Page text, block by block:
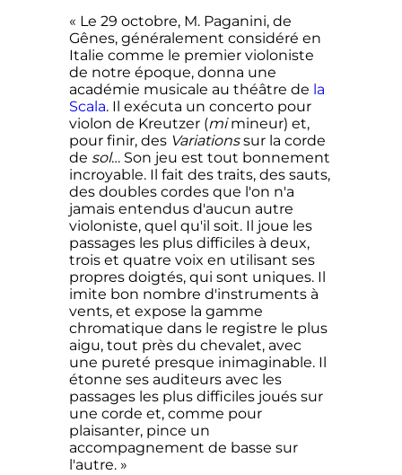
« Le 29 octobre, M. Paganini, de
Gênes, généralement considéré en
Italie comme le premier violoniste
de notre époque, donna une
académie musicale au théâtre de la
Scala. Il exécuta un concerto pour
violon de Kreutzer (mimineur) et,
pour finir, des Variationssur la corde
de sol… Son jeu est tout bonnement
incroyable. Il fait des traits, des sauts,
des doubles cordes que l'on n'a
jamais entendus d'aucun autre
violoniste, quel qu'il soit. Il joue les
passages les plus difficiles à deux,
trois et quatre voix en utilisant ses
propres doigtés, qui sont uniques. Il
imite bon nombre d'instruments à
vents, et expose la gamme
chromatique dans le registre le plus
aigu, tout près du chevalet, avec
une pureté presque inimaginable. Il
étonne ses auditeurs avec les
passages les plus difficiles joués sur
une corde et, comme pour
plaisanter, pince un
accompagnement de basse sur
l'autre. »